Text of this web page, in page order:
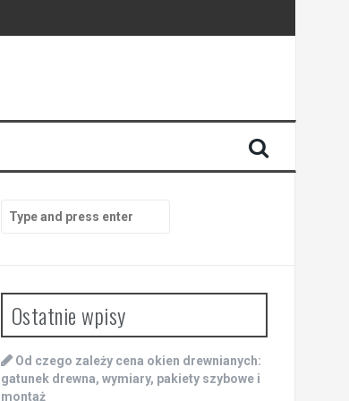
Search
for:
Ostatnie wpisy
Od czego zależy cena okien drewnianych:
gatunek drewna, wymiary, pakiety szybowe i
montaż